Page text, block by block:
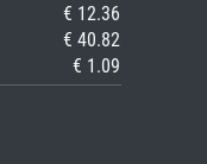
€ 12.36
€ 40.82
€ 1.09